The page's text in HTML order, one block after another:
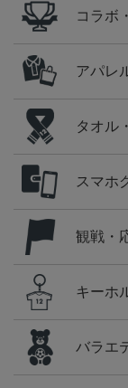
コラボ
アパレ
タオル
スマホ
観戦・
キーホ
バラエ